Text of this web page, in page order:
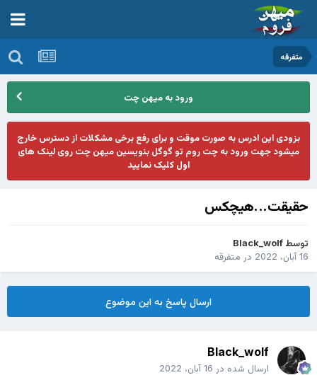
متفرقه
ورود به میهن چت
بزودی این ادرس به صورت موقت و برای رفع برخی مشکلات از دسترس خارج
میشود جهت ورود به چت روم تو گوگل بنویسین میهن چت روی لینک های
اول کلیک نمایید
حقیقت...هیچکس
توسط Black_wolf
16 آبان، 2022
در متفرقه
ارسال پاسخ به این موضوع
Black_wolf
ارسال شده در 16 آبان، 2022